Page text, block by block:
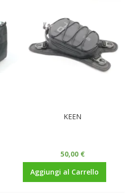
KEEN
50,00 €
Aggiungi al Carrello